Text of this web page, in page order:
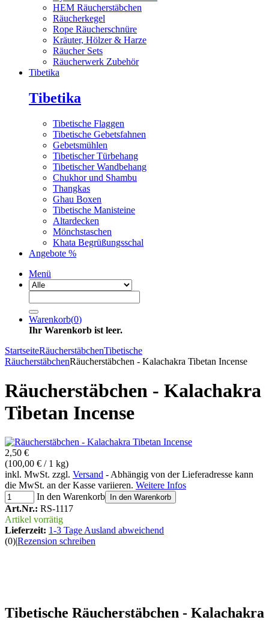
HEM Räucherstäbchen
Räucherkegel
Rope Räucherschnüre
Kräuter, Hölzer & Harze
Räucher Sets
Räucherwerk Zubehör
Tibetika
Tibetika
Tibetische Flaggen
Tibetische Gebetsfahnen
Gebetsmühlen
Tibetischer Türbehang
Tibetischer Wandbehang
Chukhor und Shambu
Thangkas
Ghau Boxen
Tibetische Manisteine
Altardecken
Mönchstaschen
Khata Begrüßungsschal
Angebote %
Menü
Warenkorb(0)
Ihr Warenkorb ist leer.
StartseiteRäucherstäbchenTibetische
RäucherstäbchenRäucherstäbchen - Kalachakra Tibetan Incense
Räucherstäbchen - Kalachakra
Tibetan Incense
2,50 €
(100,00 € / 1 kg)
inkl. MwSt. zzgl. Versand - Abhängig von der Lieferadresse kann
die MwSt. an der Kasse variieren. Weitere Infos
In den Warenkorb
In den Warenkorb
Art.Nr.: RS-1117
Artikel vorrätig
Lieferzeit: 1-3 Tage Ausland abweichend
(0)|Rezension schreiben
Tibetische Räucherstäbchen - Kalachakra